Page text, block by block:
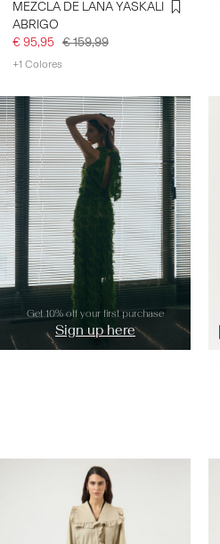
MEZCLA DE LANA YASKALI
ABRIGO
€ 95,95 € 159,99
+1 Colores
Get 10% off your first purchase
Sign up here
https://www.y-a-s.com/share?
register=true